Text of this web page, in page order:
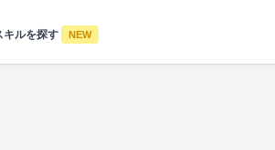
キルを探す NEW